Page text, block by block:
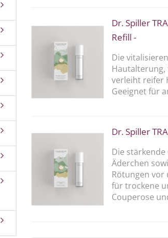
Dr. Spiller
Refill -
Die
verleiht reifer
Geeignet für
Dr. Spiller
Die
Äderchen
Rötungen
für trockene
Couperose